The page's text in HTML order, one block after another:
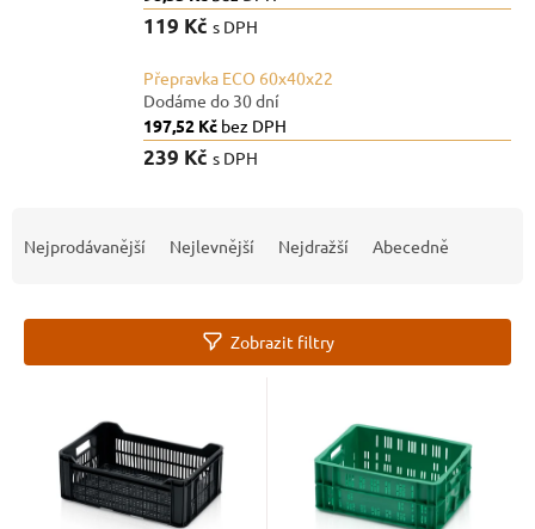
119 Kč s DPH
Přepravka ECO 60x40x22
Dodáme do 30 dní
197,52 Kč bez DPH
239 Kč s DPH
Nejprodávanější Nejlevnější Nejdražší Abecedně
Zobrazit filtry